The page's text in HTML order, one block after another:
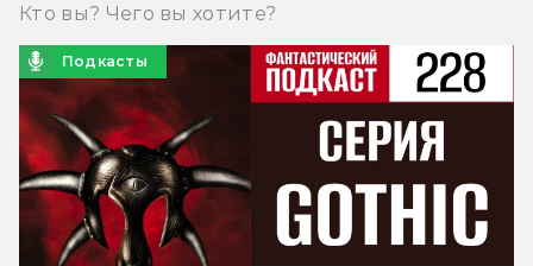
Кто вы? Чего вы хотите?
Подкасты